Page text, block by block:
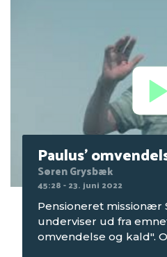
Paulus'
Søren Grysbæk
45:28 - 23. juni 2022
Pensioneret missionær
underviser ud fra
omvendelse og kald".